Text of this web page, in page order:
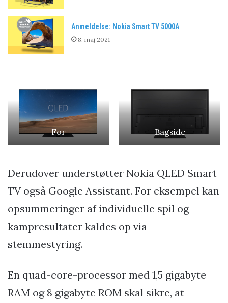
Anmeldelse: Nokia Smart TV 5000A
8. maj 2021
For Bagside
Derudover understøtter Nokia QLED Smart
TV også Google Assistant. For eksempel kan
opsummeringer af individuelle spil og
kampresultater kaldes op via
stemmestyring.
En quad-core-processor med 1,5 gigabyte
RAM og 8 gigabyte ROM skal sikre, at